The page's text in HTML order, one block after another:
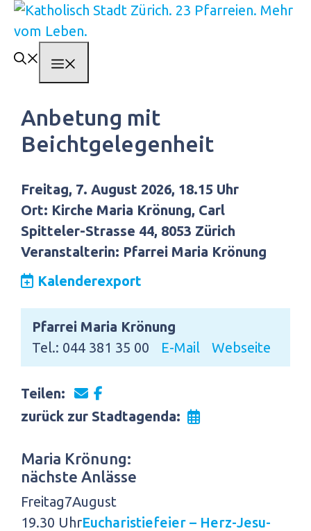
Springe
zum
Inhalt
Anbetung mit
Beichtgelegenheit
Freitag, 7. August 2026, 18.15 Uhr
Ort: Kirche Maria Krönung, Carl
Spitteler-Strasse 44, 8053 Zürich
Veranstalterin: Pfarrei Maria Krönung
Kalenderexport
Pfarrei Maria Krönung
Tel.: 044 381 35 00
E-Mail Webseite
Teilen:
zurück zur Stadtagenda:
Maria Krönung:
nächste Anlässe
Freitag7August
19.30 UhrEucharistiefeier – Herz-Jesu-